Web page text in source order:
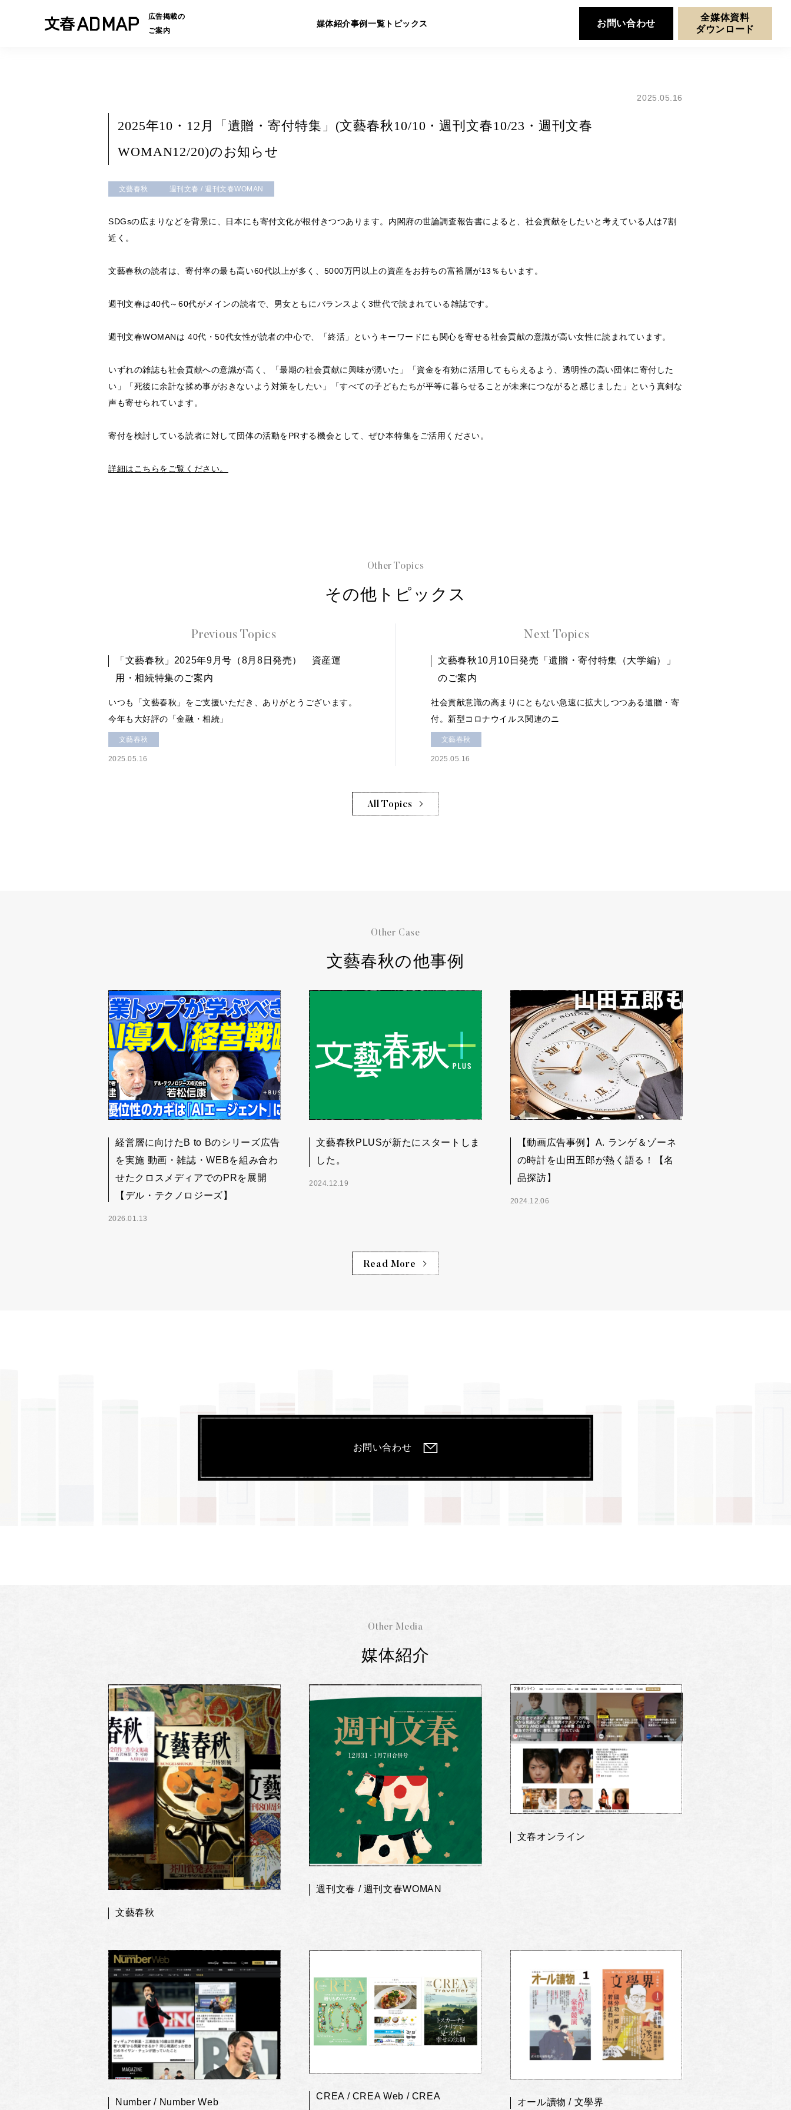
広告掲載の
ご案内
媒体紹介事例一覧 トピックス お問い合わせ
全媒体資料
ダウンロード
2025.05.16
2025年10・12月「遺贈・寄付特集」(文藝春秋10/10・週刊文春10/23・週刊文春
WOMAN12/20)のお知らせ
文藝春秋 週刊文春 / 週刊文春WOMAN
SDGsの広まりなどを背景に、日本にも寄付文化が根付きつつあります。内閣府の世論調査報告書によると、社会貢献をしたいと考えている人は7割
近く。
文藝春秋の読者は、寄付率の最も高い60代以上が多く、5000万円以上の資産をお持ちの富裕層が13％もいます。
週刊文春は40代～60代がメインの読者で、男女ともにバランスよく3世代で読まれている雑誌です。
週刊文春WOMANは 40代・50代女性が読者の中心で、「終活」というキーワードにも関心を寄せる社会貢献の意識が高い女性に読まれています。
いずれの雑誌も社会貢献への意識が高く、「最期の社会貢献に興味が湧いた」「資金を有効に活用してもらえるよう、透明性の高い団体に寄付した
い」「死後に余計な揉め事がおきないよう対策をしたい」「すべての子どもたちが平等に暮らせることが未来につながると感じました」という真剣な
声も寄せられています。
寄付を検討している読者に対して団体の活動をPRする機会として、ぜひ本特集をご活用ください。
詳細はこちらをご覧ください。
Other Topics
その他トピックス
Previous Topics
「文藝春秋」2025年9月号（8月8日発売） 資産運
用・相続特集のご案内
いつも「文藝春秋」をご支援いただき、ありがとうございます。
今年も大好評の「金融・相続」
文藝春秋
2025.05.16
Next Topics
文藝春秋10月10日発売「遺贈・寄付特集（大学編）」
のご案内
社会貢献意識の高まりにともない急速に拡大しつつある遺贈・寄
付。新型コロナウイルス関連のニ
文藝春秋
2025.05.16
All Topics
Other Case
文藝春秋の他事例
経営層に向けたB to Bのシリーズ広告
を実施 動画・雑誌・WEBを組み合わ
せたクロスメディアでのPRを展開
【デル・テクノロジーズ】
2026.01.13
文藝春秋PLUSが新たにスタートしま
した。
2024.12.19
【動画広告事例】A. ランゲ＆ゾーネ
の時計を山田五郎が熱く語る！【名
品探訪】
2024.12.06
Read More
お問い合わせ
Other Media
媒体紹介
文藝春秋
週刊文春 / 週刊文春WOMAN
文春オンライン
Number / Number Web
CREA / CREA Web / CREA
オール讀物 / 文學界